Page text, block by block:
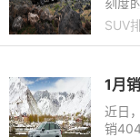
刻度
类,迅
SUV
近日
销